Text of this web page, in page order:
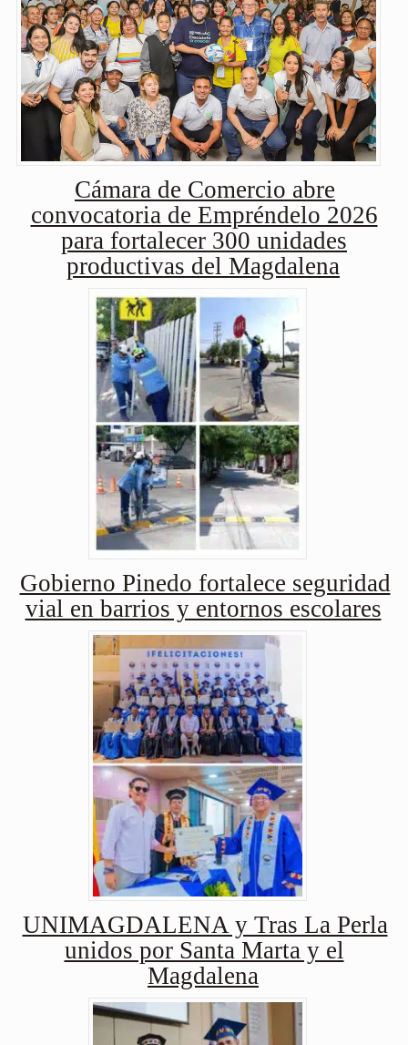
Cámara de Comercio abre
convocatoria de Empréndelo 2026
para fortalecer 300 unidades
productivas del Magdalena
Gobierno Pinedo fortalece seguridad
vial en barrios y entornos escolares
UNIMAGDALENA y Tras La Perla
unidos por Santa Marta y el
Magdalena